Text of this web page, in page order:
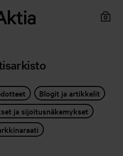
Blogit ja artikkelit
ja sijoitusnäkemykset